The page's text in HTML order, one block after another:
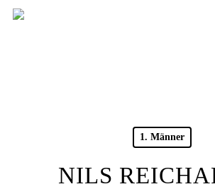
Skip
1. Männer
NILS